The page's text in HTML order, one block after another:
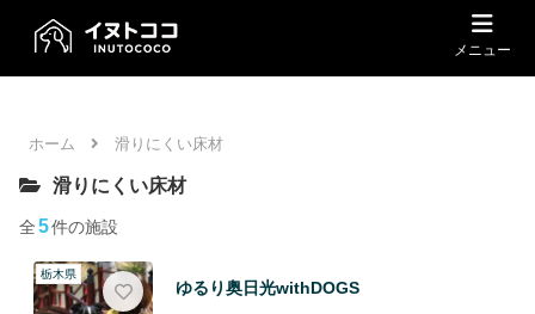
メニュー
ホーム 滑りにくい床材
滑りにくい床材
全5件の施設
栃木県
ゆるり奥日光withDOGS